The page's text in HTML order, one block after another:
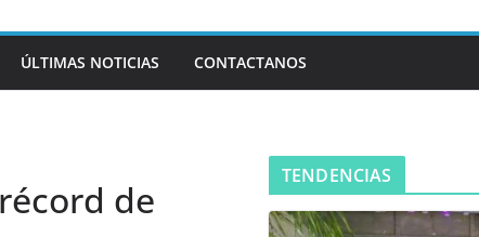
ÚLTIMAS NOTICIAS CONTACTANOS
de
TENDENCIAS